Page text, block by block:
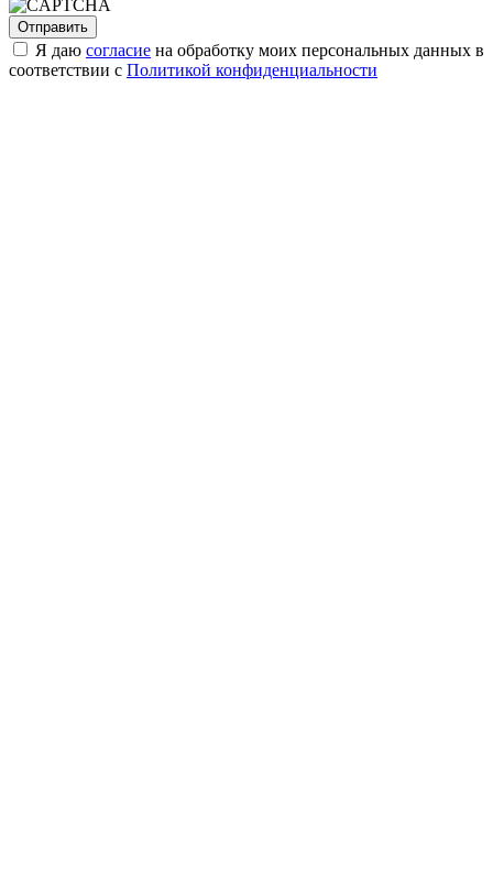
Я даю согласие на обработку моих персональных данных в
соответствии с Политикой конфиденциальности